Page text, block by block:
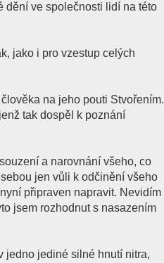
dění ve společnosti lidí na této
jako i pro vzestup celých
na jeho pouti Stvořením.
tak dospěl k poznání
a narovnání všeho, co
jen vůli k odčinění všeho
připraven napravit. Nevidím
jsem rozhodnut s nasazením
jedno jediné silné hnutí nitra,